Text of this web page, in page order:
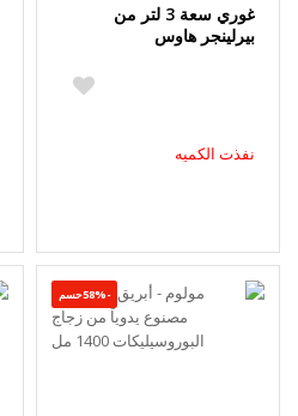
غوري سعة 3 لتر من
بيرلينجر هاوس
نفذت الكميه
-58%حسم